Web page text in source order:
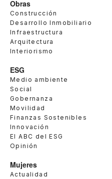
Obras
Construcción
Desarrollo Inmobiliario
Infraestructura
Arquitectura
Interiorismo
ESG
Medio ambiente
Social
Gobernanza
Movilidad
Finanzas Sostenibles
Innovación
El ABC del ESG
Opinión
Mujeres
Actualidad